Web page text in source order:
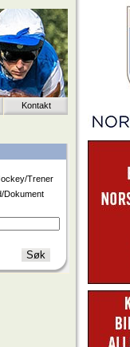
Kontakt
Trener
Dokument